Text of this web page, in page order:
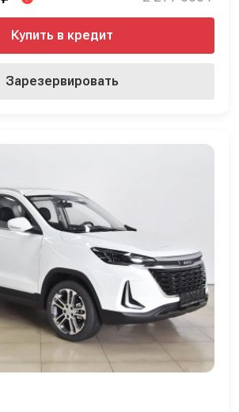
Купить в кредит
Зарезервировать